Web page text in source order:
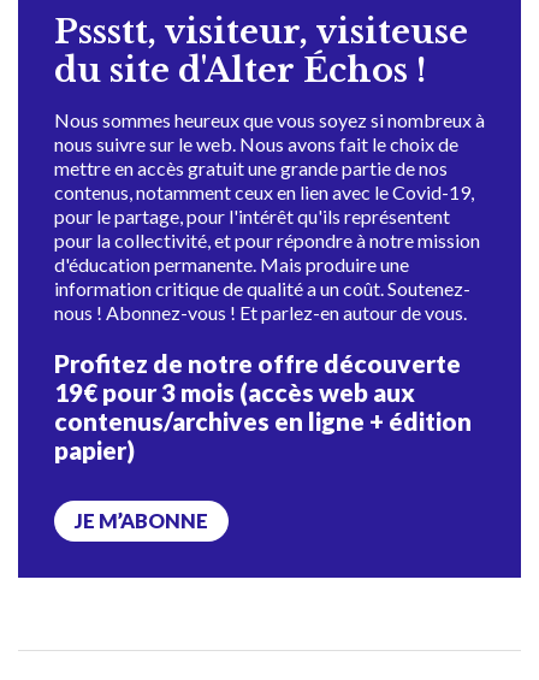
Pssstt, visiteur, visiteuse
du site d'Alter Échos !
Nous sommes heureux que vous soyez si nombreux à
nous suivre sur le web. Nous avons fait le choix de
mettre en accès gratuit une grande partie de nos
contenus, notamment ceux en lien avec le Covid-19,
pour le partage, pour l'intérêt qu'ils représentent
pour la collectivité, et pour répondre à notre mission
d'éducation permanente. Mais produire une
information critique de qualité a un coût. Soutenez-
nous ! Abonnez-vous ! Et parlez-en autour de vous.
Profitez de notre offre découverte
19€ pour 3 mois (accès web aux
contenus/archives en ligne + édition
papier)
JE M’ABONNE